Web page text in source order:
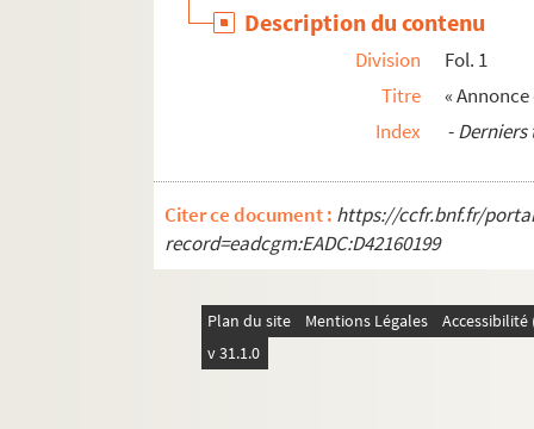
Description du contenu
Division
Fol. 1
Titre
«
Index
-Derniers
Citer ce document : https://ccfr.bnf.fr/
record=eadcgm:EADC:D42160199
Plan du site Mentions Légales
v 31.1.0